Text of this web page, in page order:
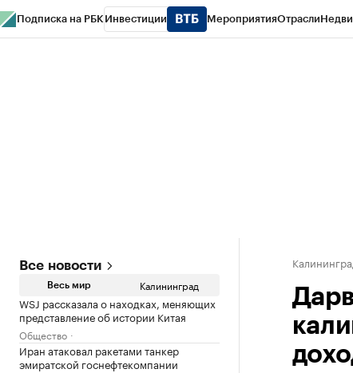
Подписка на РБК Инвестиции МероприятияОтрасли
Все новости
Весь мир Калининград
WSJ рассказала о находках, меняющих
представление об истории Китая
Общество
Иран атаковал ракетами танкер
эмиратской госнефтекомпании